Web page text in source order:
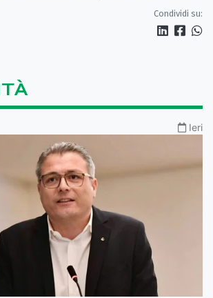
Condividi su:
Ieri